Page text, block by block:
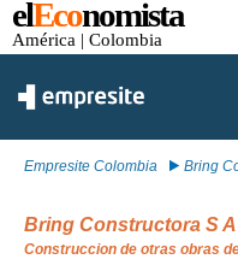
elEconomista
América | Colombia
Empresite Colombia Bring
Bring Constructora S A
Construccion de otras obras